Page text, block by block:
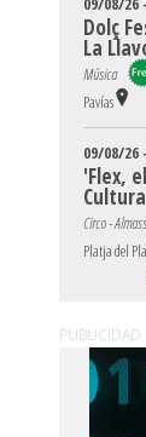
Dolç
La
Música
Pavías
09/08/26
'Flex,
Cultura
Circo -
Platja del
PUBLICIDAD